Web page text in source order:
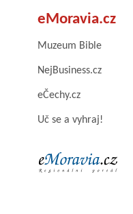
eMoravia.cz
Muzeum Bible
NejBusiness.cz
eČechy.cz
Uč se a vyhraj!